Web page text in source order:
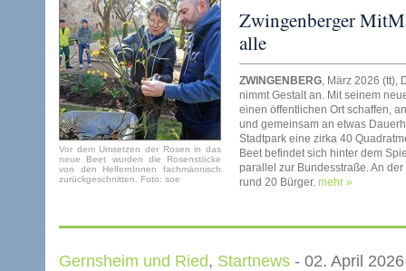
Vor dem Umsetzen der Rosen in das
neue Beet wurden die Rosenstöcke
von den HelfernInnen fachmännisch
zurückgeschnitten. Foto: soe
Zwingenberger
alle
ZWINGENBERG, März 2026 (tt),
nimmt Gestalt an. Mit seinem
einen öffentlichen Ort schaffen,
und gemeinsam an etwas
Stadtpark eine zirka 40
Beet befindet sich hinter dem
parallel zur Bundesstraße. An
rund 20 Bürger. mehr »
Gernsheim und Ried, Startnews - 02. April